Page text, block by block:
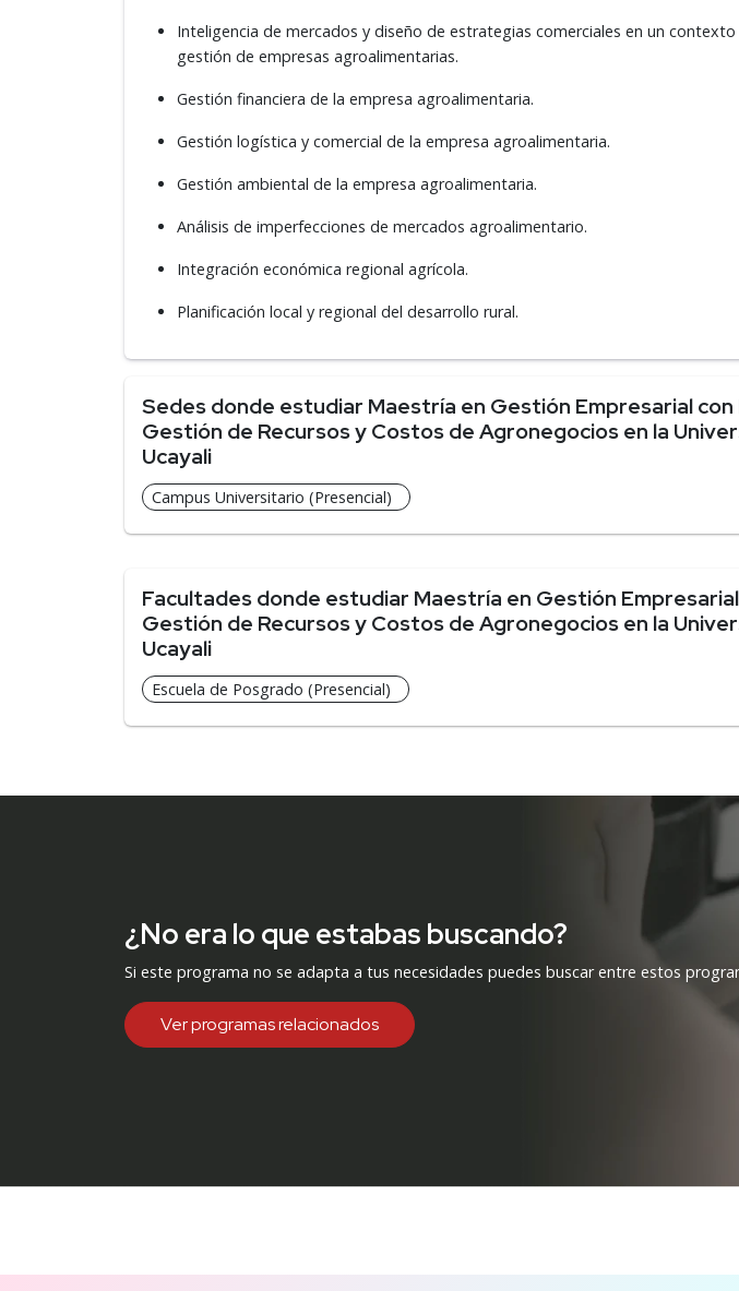
Inteligencia de mercados y diseño de estrategias comerciales en un
gestión de empresas agroalimentarias.
Gestión financiera de la empresa agroalimentaria.
Gestión logística y comercial de la empresa agroalimentaria.
Gestión ambiental de la empresa agroalimentaria.
Análisis de imperfecciones de mercados agroalimentario.
Integración económica regional agrícola.
Planificación local y regional del desarrollo rural.
Sedes donde estudiar Maestría en Gestión Empresarial con
Gestión de Recursos y Costos de Agronegocios en la
Ucayali
Campus Universitario (Presencial)
Facultades donde estudiar Maestría en Gestión
Gestión de Recursos y Costos de Agronegocios en la
Ucayali
Escuela de Posgrado (Presencial)
¿No era lo que estabas buscando?
Si este programa no se adapta a tus necesidades puedes buscar entre estos
Ver programas relacionados